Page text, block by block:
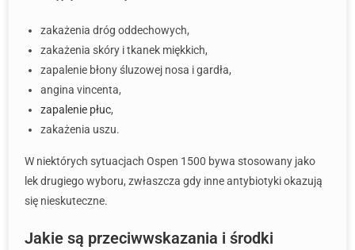
zakażenia dróg oddechowych,
zakażenia skóry i tkanek miękkich,
zapalenie błony śluzowej nosa i gardła,
angina vincenta,
zapalenie płuc,
zakażenia uszu.
W niektórych sytuacjach Ospen 1500 bywa stosowany jako
lek drugiego wyboru, zwłaszcza gdy inne antybiotyki okazują
się nieskuteczne.
Jakie są przeciwwskazania i środki